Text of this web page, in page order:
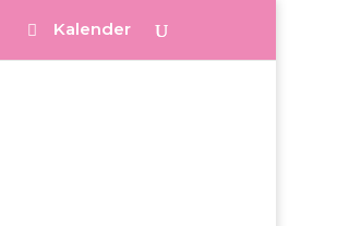
Kalender